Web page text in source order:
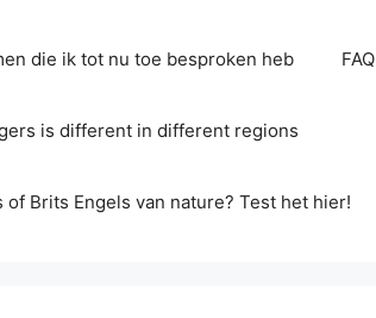
die ik tot nu toe besproken heb FAQ
is different in different regions
of Brits Engels van nature? Test het hier!